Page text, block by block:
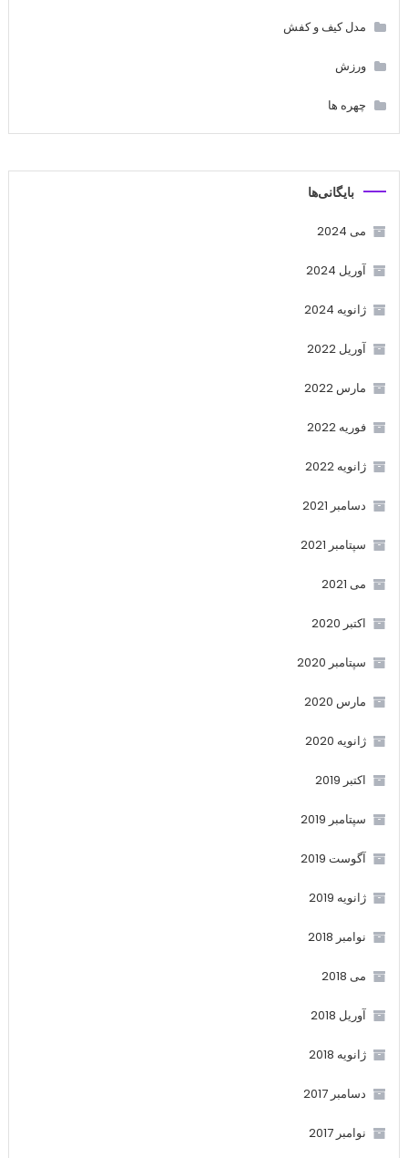
مدل کیف و کفش
ورزش
چهره ها
بایگانی‌ها
می 2024
آوریل 2024
ژانویه 2024
آوریل 2022
مارس 2022
فوریه 2022
ژانویه 2022
دسامبر 2021
سپتامبر 2021
می 2021
اکتبر 2020
سپتامبر 2020
مارس 2020
ژانویه 2020
اکتبر 2019
سپتامبر 2019
آگوست 2019
ژانویه 2019
نوامبر 2018
می 2018
آوریل 2018
ژانویه 2018
دسامبر 2017
نوامبر 2017